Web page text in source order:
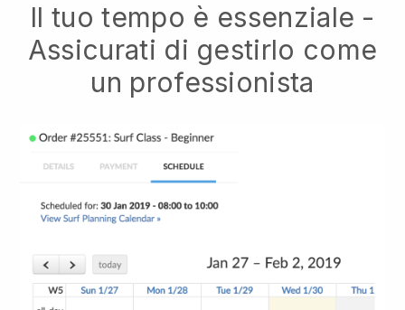
Il tuo tempo è essenziale -
Assicurati di gestirlo come
un professionista